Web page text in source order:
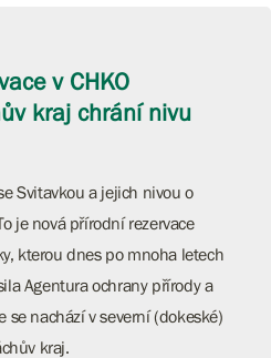
v CHKO
kraj chrání nivu
Svitavkou a jejich nivou o
je nová přírodní rezervace
kterou dnes po mnoha letech
Agentura ochrany přírody a
se nachází v severní (dokeské)
kraj.